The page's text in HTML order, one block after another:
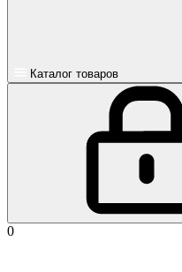
Каталог товаров
0